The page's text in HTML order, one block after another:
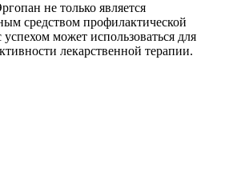
не только является
средством профилактической
может использоваться для
лекарственной терапии.